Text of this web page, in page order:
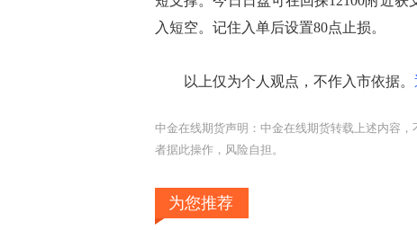
入短空。记住入单后设置80点止损。
以上仅为个人观点，不作入市依据。
中金在线期货声明：中金在线期货转载上述内容
者据此操作，风险自担。
为您推荐